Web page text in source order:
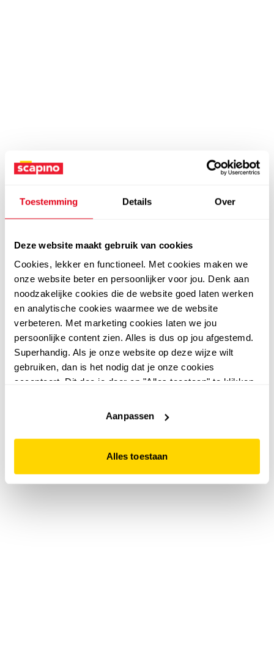
Toestemming Details Over
Deze website maakt gebruik van cookies
Cookies, lekker en functioneel. Met cookies maken we
onze website beter en persoonlijker voor jou. Denk aan
noodzakelijke cookies die de website goed laten werken
en analytische cookies waarmee we de website
verbeteren. Met marketing cookies laten we jou
persoonlijke content zien. Alles is dus op jou afgestemd.
Superhandig. Als je onze website op deze wijze wilt
gebruiken, dan is het nodig dat je onze cookies
accepteert. Dit doe je door op "Alles toestaan" te klikken.
website niet optimaal functioneert.
Aanpassen
Alles toestaan